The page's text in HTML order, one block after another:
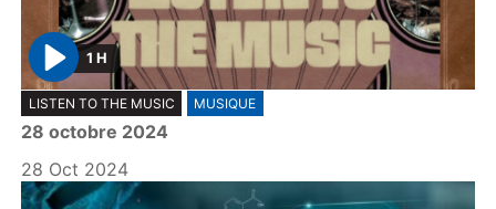
P
l
a
y
1 H
LISTEN TO THE MUSIC MUSIQUE
28 octobre 2024
28 Oct 2024